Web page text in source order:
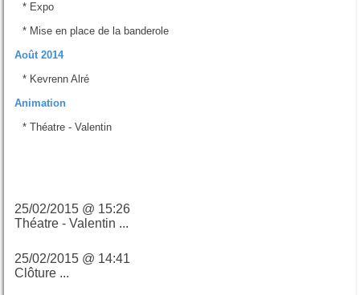
* Expo
* Mise en place de la banderole
Août 2014
* Kevrenn Alré
Animation
* Théatre - Valentin
25/02/2015 @ 15:26
Théatre - Valentin ...
25/02/2015 @ 14:41
Clôture ...